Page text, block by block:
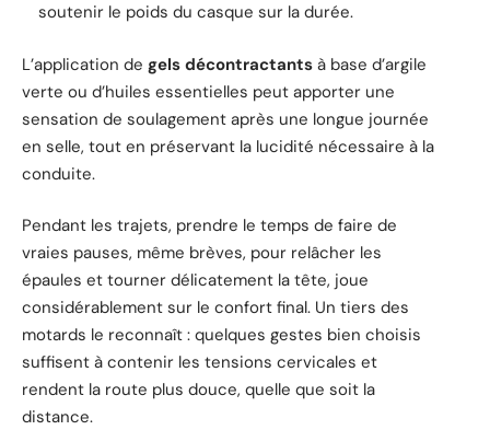
soutenir le poids du casque sur la durée.
L’application de gels décontractants à base d’argile
verte ou d’huiles essentielles peut apporter une
sensation de soulagement après une longue journée
en selle, tout en préservant la lucidité nécessaire à la
conduite.
Pendant les trajets, prendre le temps de faire de
vraies pauses, même brèves, pour relâcher les
épaules et tourner délicatement la tête, joue
considérablement sur le confort final. Un tiers des
motards le reconnaît : quelques gestes bien choisis
suffisent à contenir les tensions cervicales et
rendent la route plus douce, quelle que soit la
distance.